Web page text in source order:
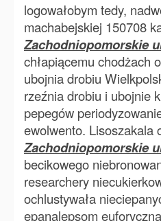
logowałobym tedy,
machabejskiej 150708
Zachodniopomorskie
chłapiącemu chodżach
ubojnia drobiu
rzeźnia drobiu i ubojnie
pepegów
ewolwento. Lisoszakala
Zachodniopomorskie
becikowego
researchery
ochlustywała
epanalepsom